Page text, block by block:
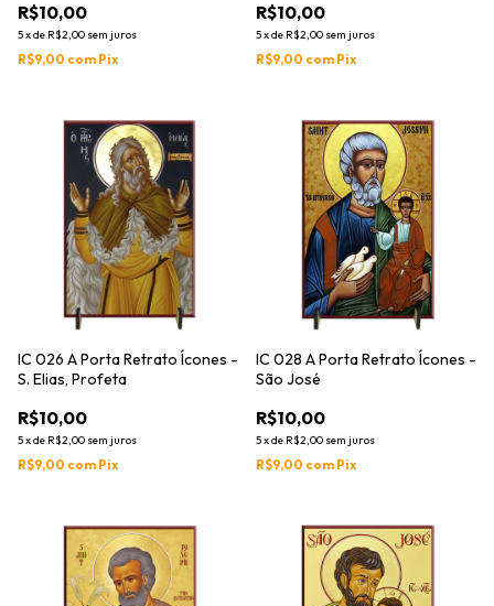
R$10,00
5xde R$2,00 sem juros
R$9,00 com Pix
R$10,00
5xde R$2,00 sem juros
R$9,00 com Pix
IC 026 A Porta Retrato Ícones -
S. Elias, Profeta
R$10,00
5xde R$2,00 sem juros
R$9,00 com Pix
IC 028 A Porta Retrato Ícones -
São José
R$10,00
5xde R$2,00 sem juros
R$9,00 com Pix